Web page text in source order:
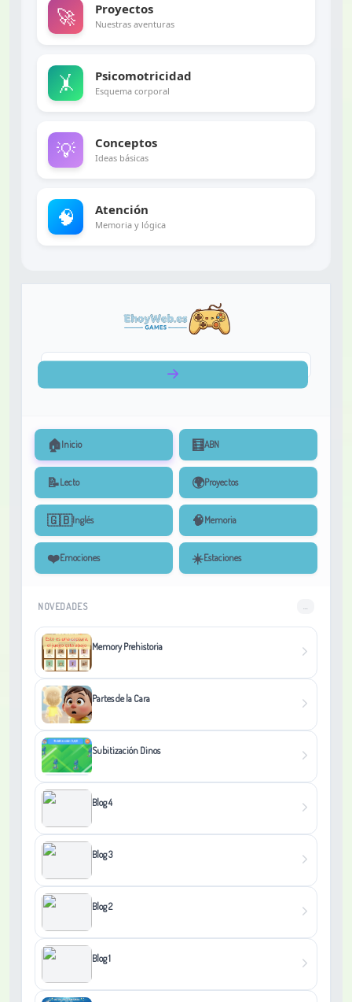
🚀 Proyectos
Nuestras aventuras
🤸 Psicomotricidad
Esquema corporal
💡 Conceptos
Ideas básicas
🧠 Atención
Memoria y lógica
🏠Inicio 🧮ABN
📝Lecto 🌍Proyectos
🇬🇧Inglés 🧠Memoria
❤️Emociones ☀️Estaciones
NOVEDADES ...
Memory Prehistoria
Partes de la Cara
Subitización Dinos
Blog 4
Blog 3
Blog 2
Blog 1